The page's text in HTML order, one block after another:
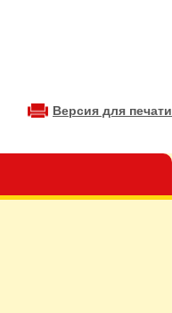
Версия для печати